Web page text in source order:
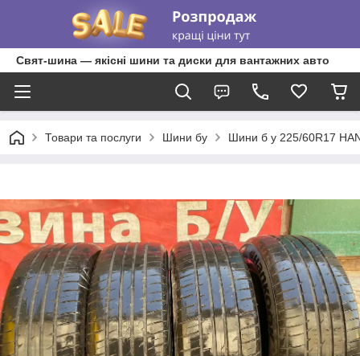
Свят-шина — якісні шини та диски для вантажних авто
Товари та послуги Шини бу Шини б у 225/60R17